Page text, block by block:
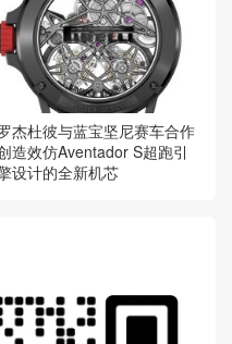
杰杜彼与蓝宝坚尼赛车合作
造效仿Aventador S超跑引
设计的全新机芯